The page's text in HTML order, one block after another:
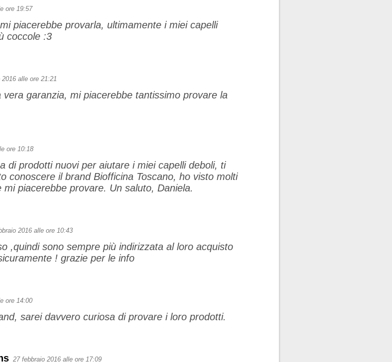
ore 19:57
piacerebbe provarla, ultimamente i miei capelli
coccole :3
alle ore 21:21
vera garanzia, mi piacerebbe tantissimo provare la
ore 10:18
di prodotti nuovi per aiutare i miei capelli deboli, ti
conoscere il brand Biofficina Toscano, ho visto molti
piacerebbe provare. Un saluto, Daniela.
2016 alle ore 10:43
,quindi sono sempre più indirizzata al loro acquisto
! grazie per le info
ore 14:00
sarei davvero curiosa di provare i loro prodotti.
27 febbraio 2016 alle ore 17:09